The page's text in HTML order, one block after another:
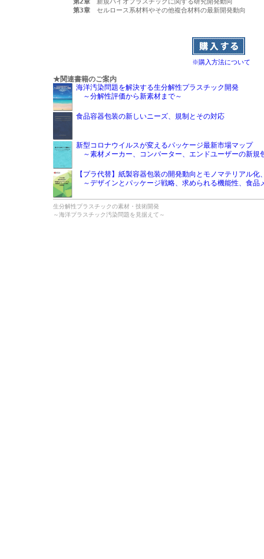
第3章 セルロース系材料やその他複合材料の最新開発動向
※購入方法について
★関連書籍のご案内
海洋汚染問題を解決する生分解性プラスチック開発
～分解性評価から新素材まで～
食品容器包装の新しいニーズ、規制とその対応
新型コロナウイルスが変えるパッケージ最新市場マップ
～素材メーカー、コンバーター、エンドユーザーの新規
【プラ代替】紙製容器包装の開発動向とモノマテリアル
～デザインとパッケージ戦略、求められる機能性、食品
生分解性プラスチックの素材・技術開発
～海洋プラスチック汚染問題を見据えて～